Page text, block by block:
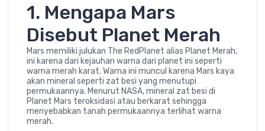
1. Mengapa Mars
Disebut Planet Merah
Mars memiliki julukan The RedPlanet alias Planet Merah,
ini karena dari kejauhan warna dari planet ini seperti
warna merah karat. Warna ini muncul karena Mars kaya
akan mineral seperti zat besi yang menutupi
permukaannya. Menurut NASA, mineral zat besi di
Planet Mars teroksidasi atau berkarat sehingga
menyebabkan tanah permukaannya terlihat warna
merah.